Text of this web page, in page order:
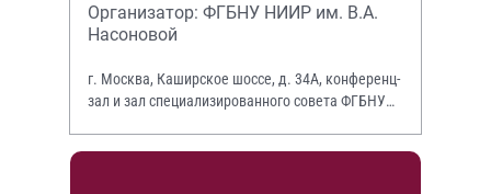
Организатор: ФГБНУ НИИР им. В.А.
Насоновой
г. Москва, Каширское шоссе, д. 34А, конференц-
зал и зал специализированного совета ФГБНУ